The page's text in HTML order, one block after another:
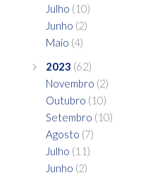
Julho (10)
Junho (2)
Maio (4)
2023 (62)
Novembro (2)
Outubro (10)
Setembro (10)
Agosto (7)
Julho (11)
Junho (2)